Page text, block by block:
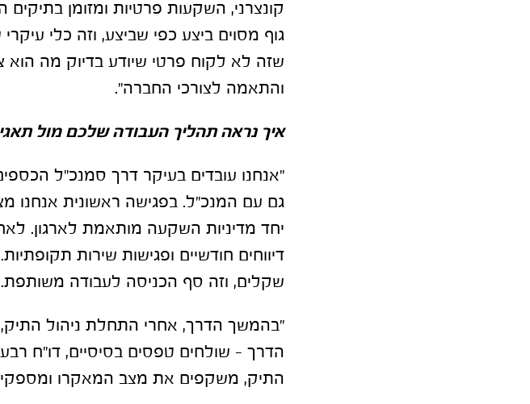
קונצרני, השקעות פרטיות ומזומן
גוף מסוים ביצע כפי שביצע, וזה כלי
שזה לא לקוח פרטי שיודע בדיוק מה
והתאמה לצורכי החברה".
איך נראה תהליך העבודה שלכם מול
"אנחנו עובדים בעיקר דרך סמנכ״ל
גם עם המנכ״ל. בפגישה ראשונית אנחנו
יחד מדיניות השקעה מותאמת לארגון.
דיווחים חודשיים ופגישות שירות
שקלים, וזה סף הכניסה לעבודה משותפת.
"בהמשך הדרך, אחרי התחלת ניהול התיק,
הדרך – שולחים טפסים בסיסיים, דו"ח
התיק, משקפים את מצב המאקרו